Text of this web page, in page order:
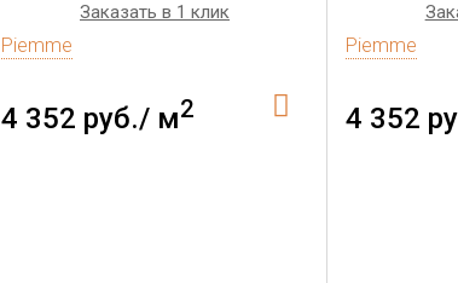
Заказать в 1 клик
Piemme
4 352 руб./ м2
Piemme
4 352